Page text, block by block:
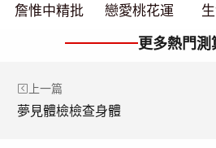
詹惟中精批 戀愛桃花運
更多熱門測
上一篇
夢見體檢檢查身體